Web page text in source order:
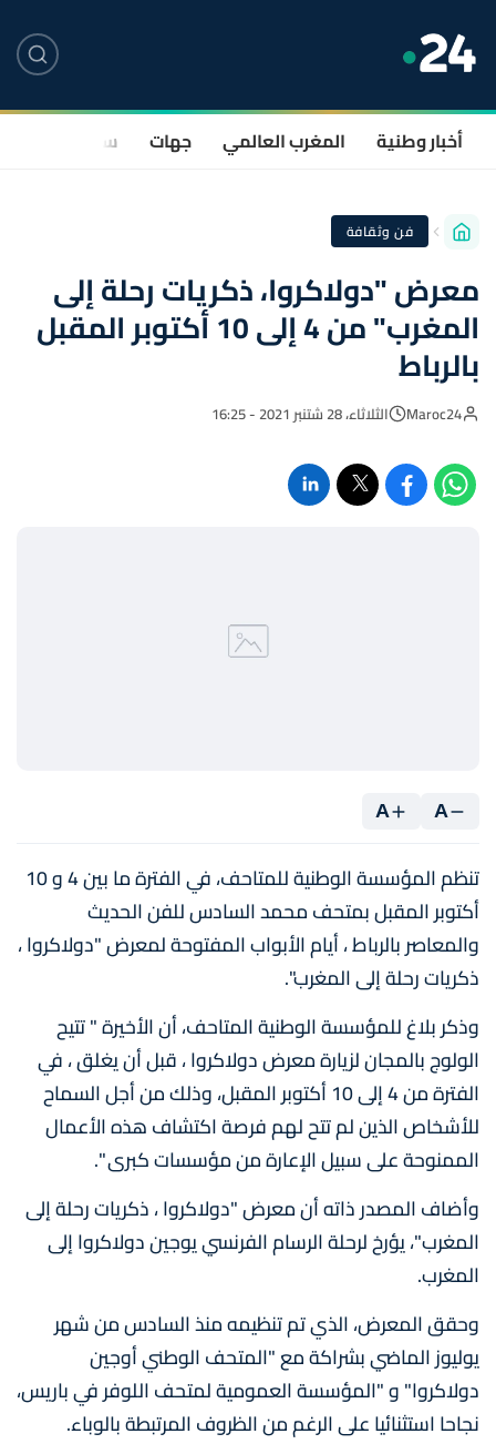
أخبار وطنية المغرب العالمي جهات سياسة
فن وثقافة
معرض "دولاكروا، ذكريات رحلة إلى
المغرب" من 4 إلى 10 أكتوبر المقبل
بالرباط
Maroc24 الثلاثاء، 28 شتنبر 2021 - 16:25
A
A
تنظم المؤسسة الوطنية للمتاحف، في الفترة ما بين 4 و 10
أكتوبر المقبل بمتحف محمد السادس للفن الحديث
والمعاصر بالرباط ، أيام الأبواب المفتوحة لمعرض "دولاكروا ،
ذكريات رحلة إلى المغرب".
وذكر بلاغ للمؤسسة الوطنية المتاحف، أن الأخيرة " تتيح
الولوج بالمجان لزيارة معرض دولاكروا ، قبل أن يغلق ، في
الفترة من 4 إلى 10 أكتوبر المقبل، وذلك من أجل السماح
للأشخاص الذين لم تتح لهم فرصة اكتشاف هذه الأعمال
الممنوحة على سبيل الإعارة من مؤسسات كبرى ".
وأضاف المصدر ذاته أن معرض "دولاكروا ، ذكريات رحلة إلى
المغرب"، يؤرخ لرحلة الرسام الفرنسي يوجين دولاكروا إلى
المغرب.
وحقق المعرض، الذي تم تنظيمه منذ السادس من شهر
يوليوز الماضي بشراكة مع "المتحف الوطني أوجين
دولاكروا" و "المؤسسة العمومية لمتحف اللوفر في باريس،
نجاحا استثنائيا على الرغم من الظروف المرتبطة بالوباء.